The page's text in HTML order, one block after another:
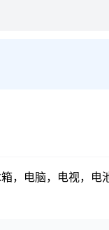
，电脑，电视，